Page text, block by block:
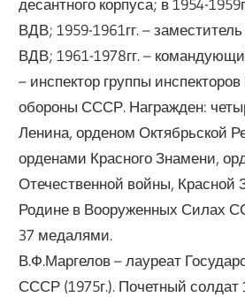
десантного корпуса; в 1954-
ВДВ; 1959-1961гг. –
ВДВ; 1961-1978гг. –
– инспектор группы
обороны СССР. Награжден:
Ленина, орденом Октябрьской
орденами Красного Знамени,
Отечественной войны, Красной
Родине в Вооруженных Силах
37 медалями.
В.Ф.Маргелов – лауреат
СССР (1975г.). Почетный солдат